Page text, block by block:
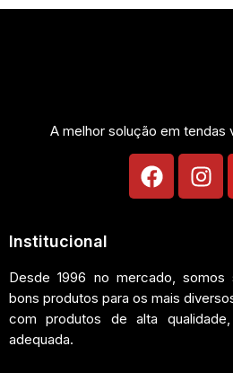
A melhor solução em tendas
Institucional
Desde 1996 no mercado, somos
bons produtos para os mais
com produtos de alta
adequada.